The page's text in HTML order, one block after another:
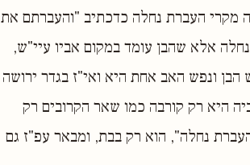
מקרי העברת נחלה כדכתיב "והעברתם את
אלא שהבן עומד במקום אביו עיי"ש,
ונפש האב אחת היא ואי"ז בגדר ירושה
היא רק קורבה כמו שאר הקרובים רק
נחלה", הוא רק בבת, ומבאר עפ"ז גם